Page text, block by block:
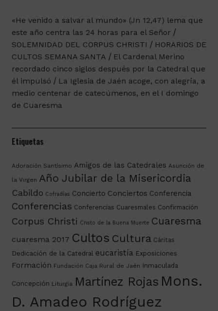
«He venido a salvar al mundo» (Jn 12,47) lema que
este año centra las 24 horas para el Señor
SOLEMNIDAD DEL CORPUS CHRISTI
HORARIOS DE
CULTOS SEMANA SANTA
El Cardenal Merino
recordado cinco siglos después por la Catedral que
él impulsó
La Iglesia de Jaén acoge, con alegría, a
medio centenar de catecúmenos, en el I domingo
de Cuaresma
Etiquetas
Adoración Santísimo Amigos de las Catedrales Asunción de
la Virgen Año Jubilar de la Misericordia
Cabildo Cofradías Concierto Conciertos Conferencia
Conferencias Conferencias Cuaresmales Confirmación
Corpus Christi Cristo de la Buena Muerte Cuaresma
cuaresma 2017 Cultos Cultura Cáritas
Dedicación de la Catedral eucaristía Exposiciones
Formación Fundación Caja Rural de Jaén Inmaculada
Concepción Liturgia Martínez Rojas Mons.
D. Amadeo Rodríguez